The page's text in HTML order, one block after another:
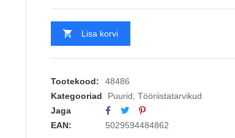
Lisa korvi
Tootekood:
48486
Kategooriad
Puurid, Tööriistatarvikud
Jaga
EAN:
5029594484862